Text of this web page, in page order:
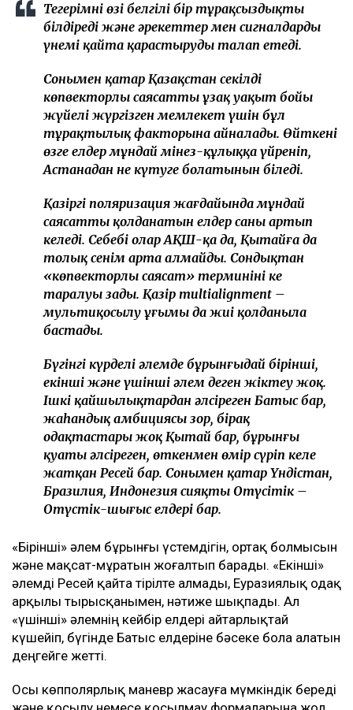
Теңгерімнің өзі белгілі бір тұрақсыздықты
білдіреді және әрекеттер мен сигналдарды
үнемі қайта қарастыруды талап етеді.
Сонымен қатар Қазақстан секілді
көпвекторлы саясатты ұзақ уақыт бойы
жүйелі жүргізген мемлекет үшін бұл
тұрақтылық факторына айналады. Өйткені
өзге елдер мұндай мінез-құлыққа үйреніп,
Астанадан не күтуге болатынын біледі.
Қазіргі поляризация жағдайында мұндай
саясатты қолданатын елдер саны артып
келеді. Себебі олар АҚШ-қа да, Қытайға да
толық сенім арта алмайды. Сондықтан
«көпвекторлы саясат» терминінің кең
таралуы заңды. Қазір multialignment –
мультиқосылу ұғымы да жиі қолданыла
бастады.
Бүгінгі күрделі әлемде бұрынғыдай бірінші,
екінші және үшінші әлем деген жіктеу жоқ.
Ішкі қайшылықтардан әлсіреген Батыс бар,
жаһандық амбициясы зор, бірақ
одақтастары жоқ Қытай бар, бұрынғы
қуаты әлсіреген, өткенмен өмір сүріп келе
жатқан Ресей бар. Сонымен қатар Үндістан,
Бразилия, Индонезия сияқты Оңтүсітік –
Оңтүстік-шығыс елдері бар.
«Бірінші» әлем бұрынғы үстемдігін, ортақ болмысын
және мақсат-мұратын жоғалтып барады. «Екінші»
әлемді Ресей қайта тірілте алмады, Еуразиялық одақ
арқылы тырысқанымен, нәтиже шықпады. Ал
«үшінші» әлемнің кейбір елдері айтарлықтай
күшейіп, бүгінде Батыс елдеріне бәсеке бола алатын
деңгейге жетті.
Осы көпполярлық маневр жасауға мүмкіндік береді